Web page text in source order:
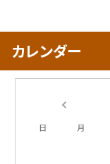
カレンダー
日 月